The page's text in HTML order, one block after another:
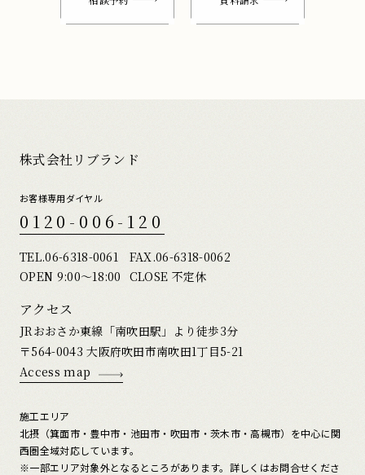
株式会社リブランド
お客様専用ダイヤル
0120-006-120
TEL.06-6318-0061
FAX.06-6318-0062
OPEN 9:00〜18:00 CLOSE 不定休
アクセス
JRおおさか東線「南吹田駅」より徒歩3分
〒564-0043 大阪府吹田市南吹田1丁目5-21
Access map
施工エリア
北摂（箕面市・豊中市・池田市・吹田市・茨木市・高槻市）を中心に関
西圏全域対応しています。
※一部エリア対象外となるところがあります。詳しくはお問合せくださ